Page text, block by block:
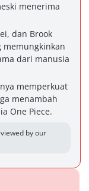
menerima
dan Brook
memungkinkan
dari manusia
memperkuat
menambah
One Piece.
by our